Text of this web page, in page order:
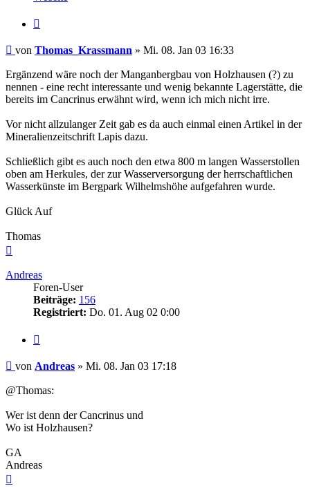
Thomas_Krassmann
Beitrag
von Thomas_Krassmann » Mi. 08. Jan 03 16:33
Ergänzend wäre noch der Manganbergbau von Holzhausen (?) zu
nennen - eine recht interessante und wenig bekannte Lagerstätte, die
bereits im Cancrinus erwähnt wird, wenn ich mich nicht irre.
Vor nicht allzulanger Zeit gab es da auch einmal einen Artikel in der
Mineralienzeitschrift Lapis dazu.
Schließlich gibt es auch noch den etwa 800 m langen Wasserstollen
oben am Herkules, der zur Wasserversorgung der herrschaftlichen
Wasserkünste im Bergpark Wilhelmshöhe aufgefahren wurde.
Glück Auf
Thomas
Andreas
Foren-User
Beiträge: 156
Registriert: Do. 01. Aug 02 0:00
Beitrag
von Andreas » Mi. 08. Jan 03 17:18
@Thomas:
Wer ist denn der Cancrinus und
Wo ist Holzhausen?
GA
Andreas